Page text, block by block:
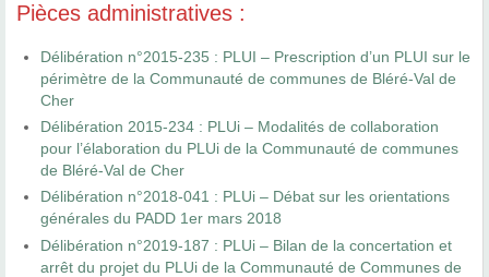
Pièces administratives :
Délibération n°2015-235 : PLUI – Prescription d’un PLUI sur le
périmètre de la Communauté de communes de Bléré-Val de
Cher
Délibération 2015-234 : PLUi – Modalités de collaboration
pour l’élaboration du PLUi de la Communauté de communes
de Bléré-Val de Cher
Délibération n°2018-041 : PLUi – Débat sur les orientations
générales du PADD 1er mars 2018
Délibération n°2019-187 : PLUi – Bilan de la concertation et
arrêt du projet du PLUi de la Communauté de Communes de